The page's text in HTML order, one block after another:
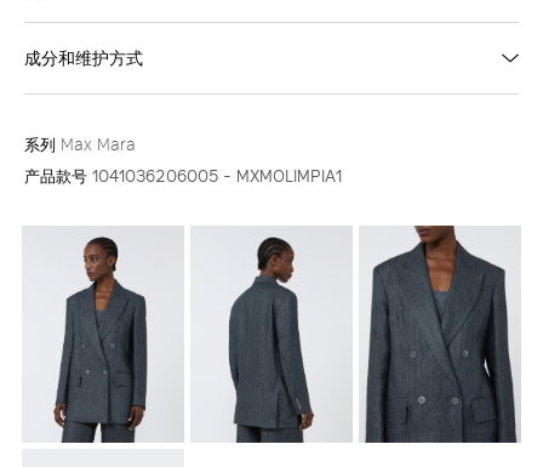
成分和维护方式
系列 Max Mara
产品款号 1041036206005 - MXMOLIMPIA1